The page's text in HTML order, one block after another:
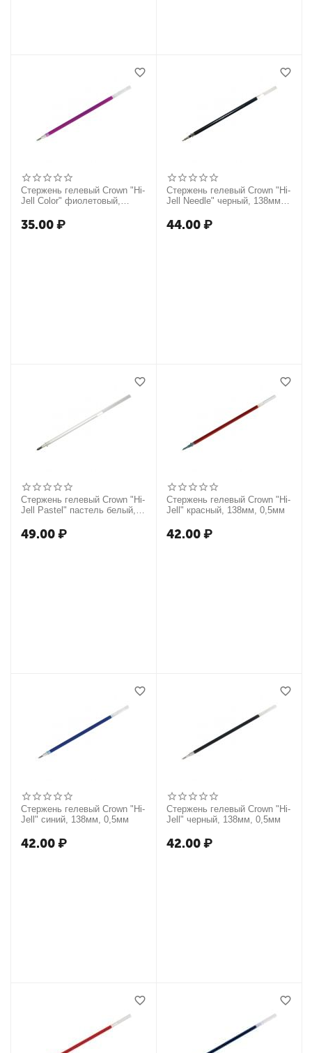
Стержень гелевый Crown "Hi-
Jell Color" фиолетовый,
35.00₽
Стержень гелевый Crown "Hi-
Jell Needle" черный, 138мм,
44.00₽
Стержень гелевый Crown "Hi-
Jell Pastel" пастель белый,
49.00₽
Стержень гелевый Crown "Hi-
Jell" красный, 138мм, 0,5мм
42.00₽
Стержень гелевый Crown "Hi-
Jell" синий, 138мм, 0,5мм
42.00₽
Стержень гелевый Crown "Hi-
Jell" черный, 138мм, 0,5мм
42.00₽